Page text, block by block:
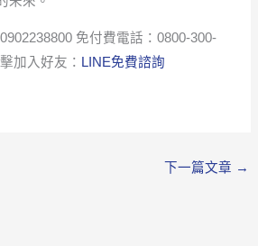
免付費電話：0800-300-
加入好友： LINE免費諮詢
下一篇文章 →